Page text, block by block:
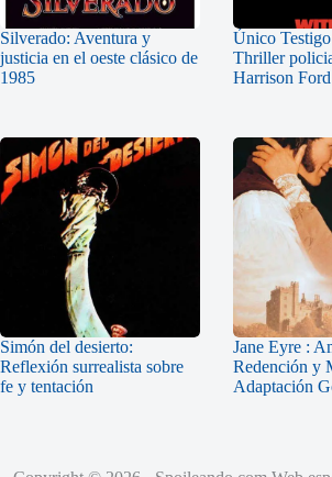
Silverado: Aventura y
justicia en el oeste clásico de
1985
Único
Thriller
Harrison Ford
Simón del desierto:
Reflexión surrealista sobre
fe y tentación
Jane Eyre :
Redención y
Adaptación